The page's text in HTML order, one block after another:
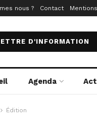
nous ? Contact
D'INFORMATION
Agenda
Édition